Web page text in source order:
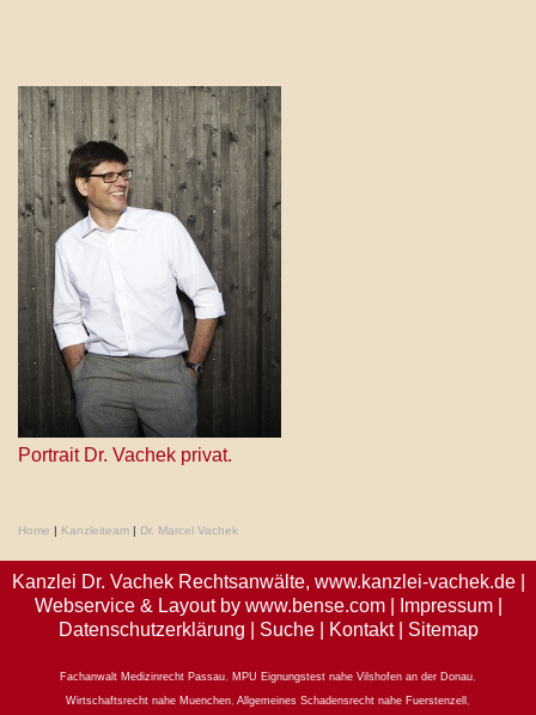
Portrait Dr. Vachek privat.
Home | Kanzleiteam | Dr. Marcel Vachek
Kanzlei Dr. Vachek Rechtsanwälte, www.kanzlei-vachek.de|
Webservice & Layout by www.bense.com| Impressum|
Datenschutzerklärung
Suche| Kontakt| Sitemap
Fachanwalt Medizinrecht Passau MPU Eignungstest nahe Vilshofen an der Donau
Wirtschaftsrecht nahe Muenchen Allgemeines Schadensrecht nahe Fuerstenzell